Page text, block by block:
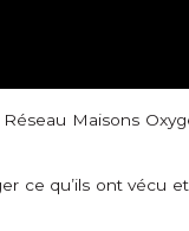
Maisons
ce qu’ils ont vécu